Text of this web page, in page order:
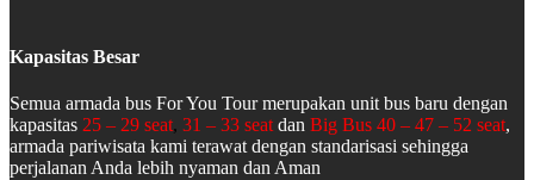
Kapasitas Besar
Semua armada bus For You Tour merupakan unit bus baru dengan
kapasitas 25 – 29 seat, 31 – 33 seat dan Big Bus 40 – 47 – 52 seat,
armada pariwisata kami terawat dengan standarisasi sehingga
perjalanan Anda lebih nyaman dan Aman